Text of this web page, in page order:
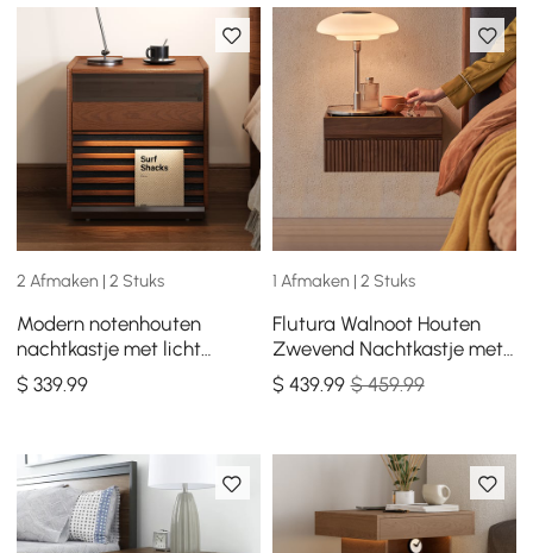
2 Afmaken | 2 Stuks
Modern notenhouten
nachtkastje met licht
houten nachtkastje met 2
laden
$339.99
1 Afmaken | 2 Stuks
Flutura Walnoot Houten
Zwevend Nachtkastje met
2 Laden en Glazen
Bovenblad, Set van 2
$ 439.99 $ 459.99